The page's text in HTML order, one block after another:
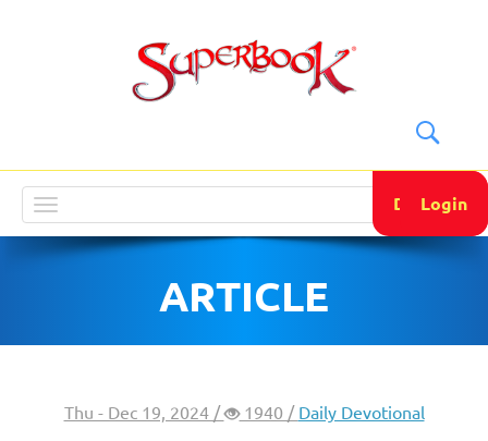
navigation
DONATE
Login
ARTICLE
Thu - Dec 19, 2024 / 1940 / Daily Devotional